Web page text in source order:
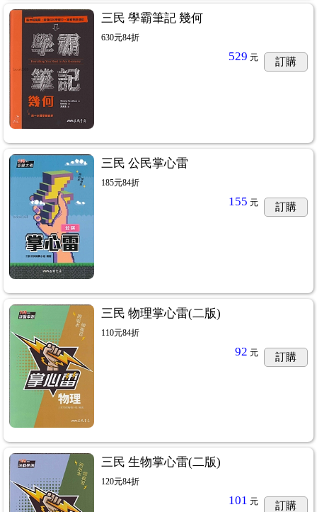
三民 學霸筆記 幾何
630元84折
529 元 訂購
三民 公民掌心雷
185元84折
155 元 訂購
三民 物理掌心雷(二版)
110元84折
92 元 訂購
三民 生物掌心雷(二版)
120元84折
101 元 訂購